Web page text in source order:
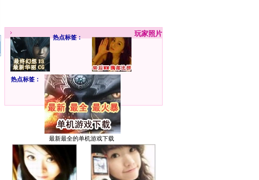
热点标签：
热点标签：
最新最全的单机游戏下载
玩家照片